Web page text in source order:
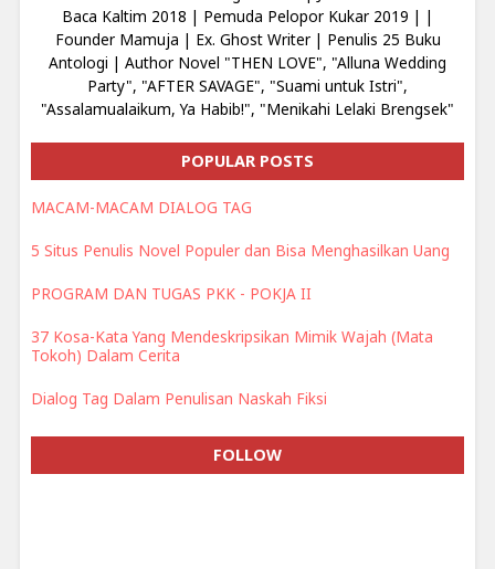
Baca Kaltim 2018 | Pemuda Pelopor Kukar 2019 | |
Founder Mamuja | Ex. Ghost Writer | Penulis 25 Buku
Antologi | Author Novel "THEN LOVE", "Alluna Wedding
Party", "AFTER SAVAGE", "Suami untuk Istri",
"Assalamualaikum, Ya Habib!", "Menikahi Lelaki Brengsek"
POPULAR POSTS
MACAM-MACAM DIALOG TAG
5 Situs Penulis Novel Populer dan Bisa Menghasilkan Uang
PROGRAM DAN TUGAS PKK - POKJA II
37 Kosa-Kata Yang Mendeskripsikan Mimik Wajah (Mata
Tokoh) Dalam Cerita
Dialog Tag Dalam Penulisan Naskah Fiksi
FOLLOW